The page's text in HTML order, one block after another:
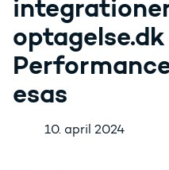
esas
10. april 2024